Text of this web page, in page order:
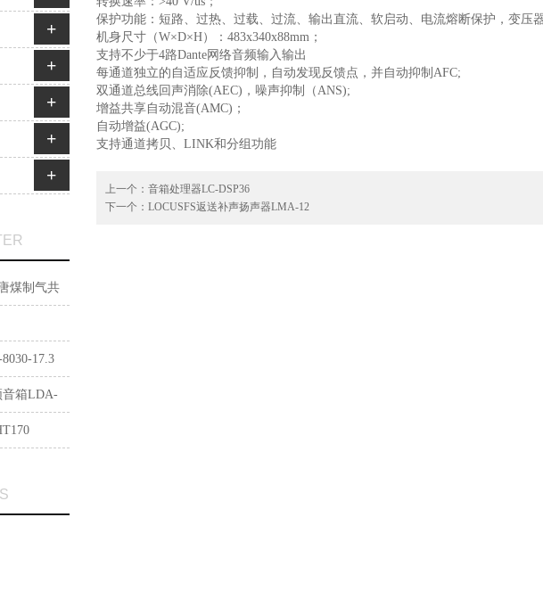
保护功能：短路、过热、过载、过流、输出直流、软启动、电流熔断保护，变压
机身尺寸（W×D×H）：483x340x88mm；
支持不少于4路Dante网络音频输入输出
每通道独立的自适应反馈抑制，自动发现反馈点，并自动抑制AFC;
双通道总线回声消除(AEC)，噪声抑制（ANS);
增益共享自动混音(AMC)；
自动增益(AGC);
支持通道拷贝、LINK和分组功能
上一个： 音箱处理器LC-DSP36
下一个： LOCUSFS返送补声扬声器LMA-12
+
+
+
+
+
煤制气共
17.3
音箱LDA-